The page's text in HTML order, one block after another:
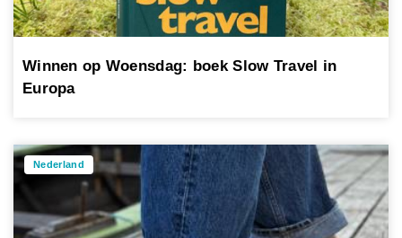
Winnen op Woensdag: boek Slow Travel in
Europa
Nederland